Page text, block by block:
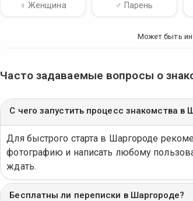
♀ Женщина ♂ Парень
Может быть
Часто задаваемые вопросы о
С чего запустить процесс знакомства в
Для быстрого старта в Шаргороде
фотографию и написать любому
ждать.
Бесплатны ли переписки в Шаргороде?